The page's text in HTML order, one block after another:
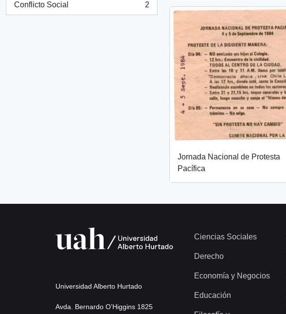
Conflicto Social
, 2 resultados
2
Jornada Nacional de Protesta
Pacífica
Universidad Alberto Hurtado
Avda. Bernardo O’Higgins 1825
Ciencias Sociales
Derecho
Economía y Negocios
Educación